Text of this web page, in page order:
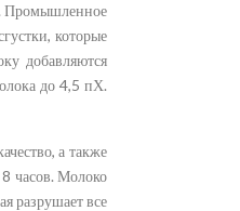
Промышленное
которые
добавляются
до 4,5 пХ.
а также
часов. Молоко
разрушает все